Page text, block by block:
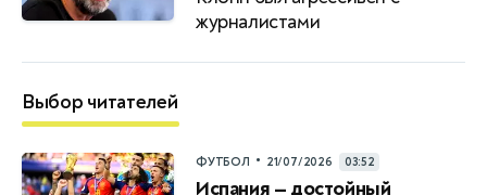
журналистами
Выбор читателей
ФУТБОЛ • 21/07/2026 03:52
Испания — достойный